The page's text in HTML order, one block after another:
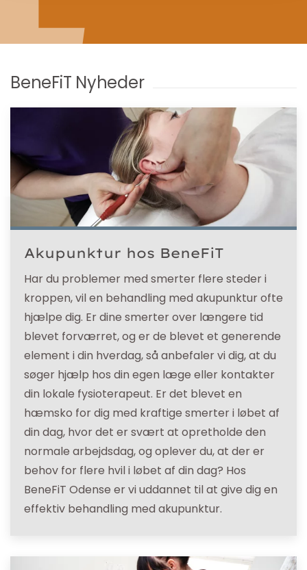
BeneFiT Nyheder
Akupunktur hos BeneFiT
Har du problemer med smerter flere steder i
kroppen, vil en behandling med akupunktur ofte
hjælpe dig. Er dine smerter over længere tid
blevet forværret, og er de blevet et generende
element i din hverdag, så anbefaler vi dig, at du
søger hjælp hos din egen læge eller kontakter
din lokale fysioterapeut. Er det blevet en
hæmsko for dig med kraftige smerter i løbet af
din dag, hvor det er svært at opretholde den
normale arbejdsdag, og oplever du, at der er
behov for flere hvil i løbet af din dag? Hos
BeneFiT Odense er vi uddannet til at give dig en
effektiv behandling med akupunktur.